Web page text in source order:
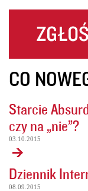
CO
Starcie
czy na „nie”?
03.10.2015
Dziennik
08.09.2015